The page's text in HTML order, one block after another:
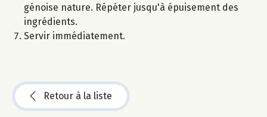
génoise nature. Répéter jusqu'à épuisement des
ingrédients.
Servir immédiatement.
Retour à la liste